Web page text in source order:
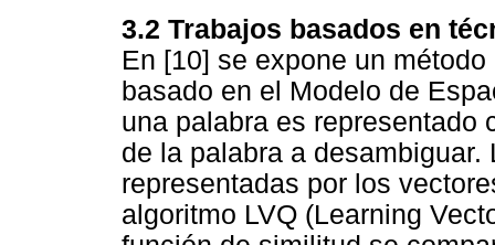
3.2 Trabajos basados en
En [10] se expone un
basado en el Modelo de
una palabra es representado
de la palabra a
representadas por los
algoritmo LVQ (Learning